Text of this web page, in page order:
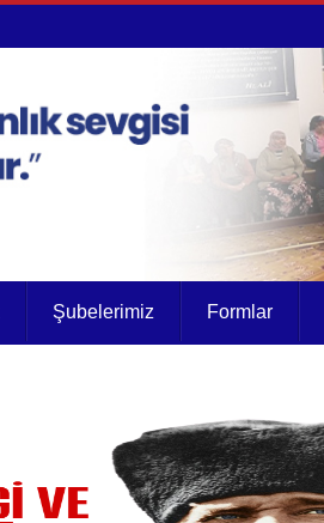
Şubelerimiz Formlar